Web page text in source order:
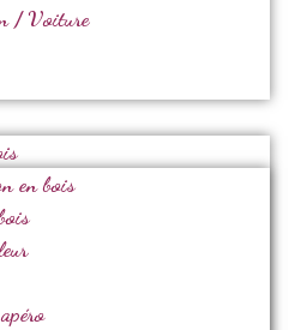
/ Voiture
en bois